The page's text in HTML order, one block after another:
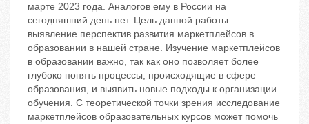
марте 2023 года. Аналогов ему в России на
сегодняшний день нет. Цель данной работы –
выявление перспектив развития маркетплейсов в
образовании в нашей стране. Изучение маркетплейсов
в образовании важно, так как оно позволяет более
глубоко понять процессы, происходящие в сфере
образования, и выявить новые подходы к организации
обучения. С теоретической точки зрения исследование
маркетплейсов образовательных курсов может помочь